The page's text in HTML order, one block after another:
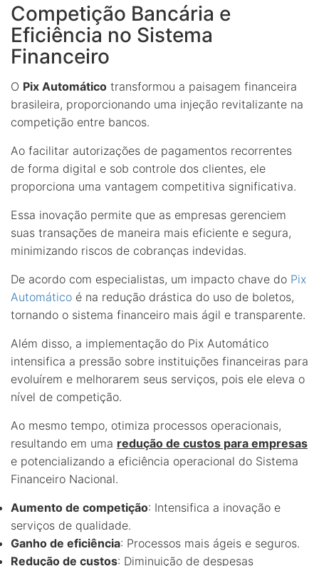
Competição Bancária e
Eficiência no Sistema
Financeiro
O Pix Automático transformou a paisagem financeira
brasileira, proporcionando uma injeção revitalizante na
competição entre bancos.
Ao facilitar autorizações de pagamentos recorrentes
de forma digital e sob controle dos clientes, ele
proporciona uma vantagem competitiva significativa.
Essa inovação permite que as empresas gerenciem
suas transações de maneira mais eficiente e segura,
minimizando riscos de cobranças indevidas.
De acordo com especialistas, um impacto chave do Pix
Automático é na redução drástica do uso de boletos,
tornando o sistema financeiro mais ágil e transparente.
Além disso, a implementação do Pix Automático
intensifica a pressão sobre instituições financeiras para
evoluírem e melhorarem seus serviços, pois ele eleva o
nível de competição.
Ao mesmo tempo, otimiza processos operacionais,
resultando em uma redução de custos para empresas
e potencializando a eficiência operacional do Sistema
Financeiro Nacional.
Aumento de competição: Intensifica a inovação e
serviços de qualidade.
Ganho de eficiência: Processos mais ágeis e seguros.
Redução de custos: Diminuição de despesas